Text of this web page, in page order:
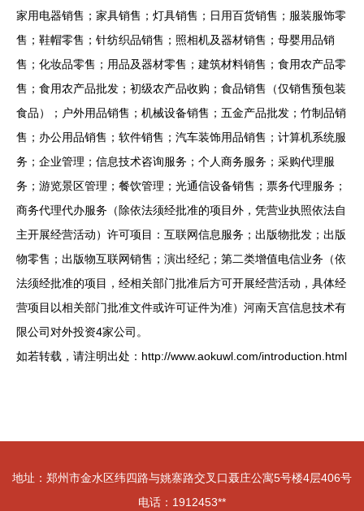
家用电器销售；家具销售；灯具销售；日用百货销售；服装服饰零
售；鞋帽零售；针纺织品销售；照相机及器材销售；母婴用品销
售；化妆品零售；用品及器材零售；建筑材料销售；食用农产品零
售；食用农产品批发；初级农产品收购；食品销售（仅销售预包装
食品）；户外用品销售；机械设备销售；五金产品批发；竹制品销
售；办公用品销售；软件销售；汽车装饰用品销售；计算机系统服
务；企业管理；信息技术咨询服务；个人商务服务；采购代理服
务；游览景区管理；餐饮管理；光通信设备销售；票务代理服务；
商务代理代办服务（除依法须经批准的项目外，凭营业执照依法自
主开展经营活动）许可项目：互联网信息服务；出版物批发；出版
物零售；出版物互联网销售；演出经纪；第二类增值电信业务（依
法须经批准的项目，经相关部门批准后方可开展经营活动，具体经
营项目以相关部门批准文件或许可证件为准）河南天宫信息技术有
限公司对外投资4家公司。
如若转载，请注明出处：http://www.aokuwl.com/introduction.html
地址：郑州市金水区纬四路与姚寨路交叉口聂庄公寓5号楼4层406号
电话：1912453**